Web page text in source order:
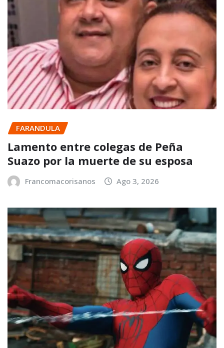
FARANDULA
Lamento entre colegas de Peña
Suazo por la muerte de su esposa
Francomacorisanos Ago 3, 2026